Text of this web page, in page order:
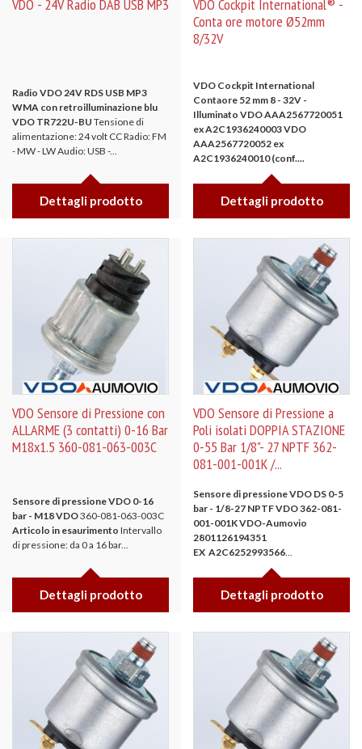
VDO - 24V Radio DAB USB MP3
Radio VDO 24V RDS USB MP3
WMA con retroilluminazione blu
VDO TR722U-BU Tensione di
alimentazione: 24 volt CC Radio: FM
- MW - LW Audio: USB -...
Dettagli prodotto
VDO Cockpit International® -
Conta ore motore Ø52mm
8/32V
VDO Cockpit International
Contaore 52 mm 8 - 32V -
Illuminato VDO AAA2567720051
ex A2C1936240003VDO
AAA2567720052 ex
A2C1936240010 (conf....
Dettagli prodotto
VDO Sensore di Pressione con
ALLARME (3 contatti) 0-16 Bar
M18x1.5 360-081-063-003C
Sensore di pressione VDO 0-16
bar - M18VDO360-081-063-003C
Articolo in esaurimento Intervallo
di pressione: da 0 a 16 bar...
Dettagli prodotto
VDO Sensore di Pressione a
Poli isolati DOPPIA STAZIONE
0-55 Bar 1/8"- 27 NPTF 362-
081-001-001K /...
Sensore di pressione VDO DS 0-5
bar - 1/8-27 NPTFVDO 362-081-
001-001KVDO-Aumovio
2801126194351
EX A2C6252993566
Dettagli prodotto